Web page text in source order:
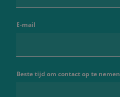
E-mail
Beste tijd om contact op te nemen